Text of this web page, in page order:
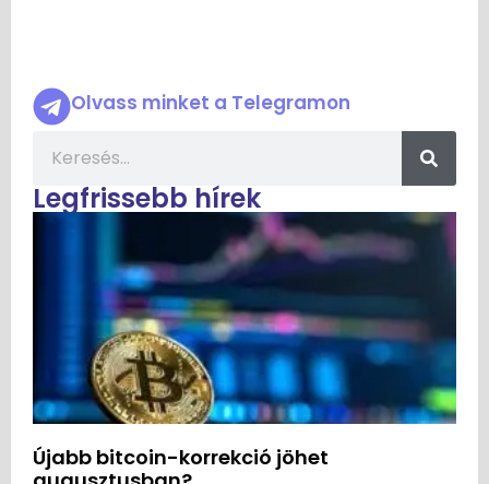
Olvass minket a Telegramon
Legfrissebb hírek
Újabb bitcoin-korrekció jöhet